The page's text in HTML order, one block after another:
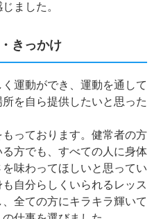
ました。
きっかけ
運動ができ、運動を通して
を自ら提供したいと思った
っております。健常者の方
方でも、すべての人に身体
味わってほしいと思ってい
自分らしくいられるレッス
全ての方にキラキラ輝いて